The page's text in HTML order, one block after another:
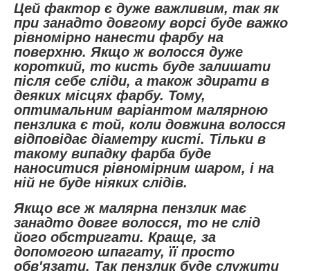
Цей фактор є дуже важливим, так як
при занадто довгому ворсі буде важко
рівномірно нанести фарбу на
поверхню. Якщо ж волосся дуже
короткий, то кисть буде залишати
після себе сліди, а також здирати в
деяких місцях фарбу. Тому,
оптимальним варіантом малярною
пензлика є той, коли довжина волосся
відповідає діаметру кисті. Тільки в
такому випадку фарба буде
наноситися рівномірним шаром, і на
ній не буде ніяких слідів.
Якщо все ж малярна пензлик має
занадто довге волосся, то не слід
його обстригати. Краще, за
допомогою шпагату, її просто
обв'язати. Так пензлик буде служити